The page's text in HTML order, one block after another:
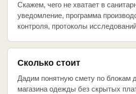
Скажем, чего не хватает в
уведомление, программа
контроля, протоколы
Сколько стоит
Дадим понятную смету по блокам
магазина одежды без скрытых